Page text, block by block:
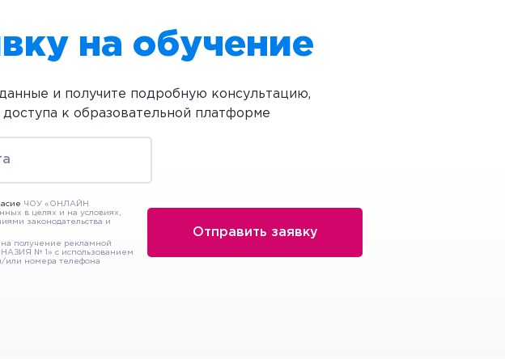
на обучение
и получите подробную консультацию,
к образовательной платформе
ЧОУ «ОНЛАЙН
в целях и на условиях,
законодательства и
получение рекламной
№ 1» с использованием
или номера телефона